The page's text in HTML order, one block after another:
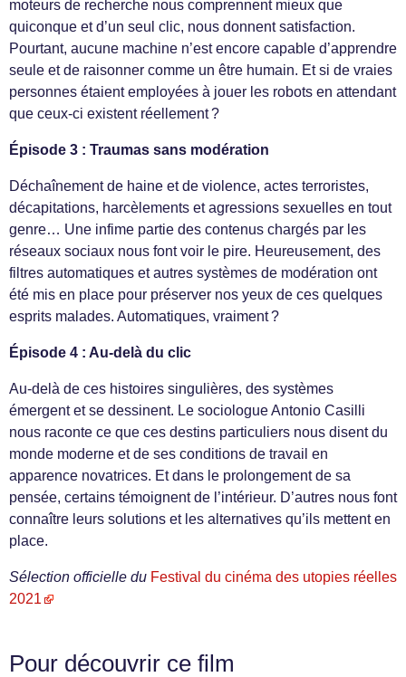
moteurs de recherche nous comprennent mieux que
quiconque et d’un seul clic, nous donnent satisfaction.
Pourtant, aucune machine n’est encore capable d’apprendre
seule et de raisonner comme un être humain. Et si de vraies
personnes étaient employées à jouer les robots en attendant
que ceux-ci existent réellement ?
Épisode 3 : Traumas sans modération
Déchaînement de haine et de violence, actes terroristes,
décapitations, harcèlements et agressions sexuelles en tout
genre… Une infime partie des contenus chargés par les
réseaux sociaux nous font voir le pire. Heureusement, des
filtres automatiques et autres systèmes de modération ont
été mis en place pour préserver nos yeux de ces quelques
esprits malades. Automatiques, vraiment ?
Épisode 4 : Au-delà du clic
Au-delà de ces histoires singulières, des systèmes
émergent et se dessinent. Le sociologue Antonio Casilli
nous raconte ce que ces destins particuliers nous disent du
monde moderne et de ses conditions de travail en
apparence novatrices. Et dans le prolongement de sa
pensée, certains témoignent de l’intérieur. D’autres nous font
connaître leurs solutions et les alternatives qu’ils mettent en
place.
Sélection officielle du Festival du cinéma des utopies réelles
2021
Pour découvrir ce film